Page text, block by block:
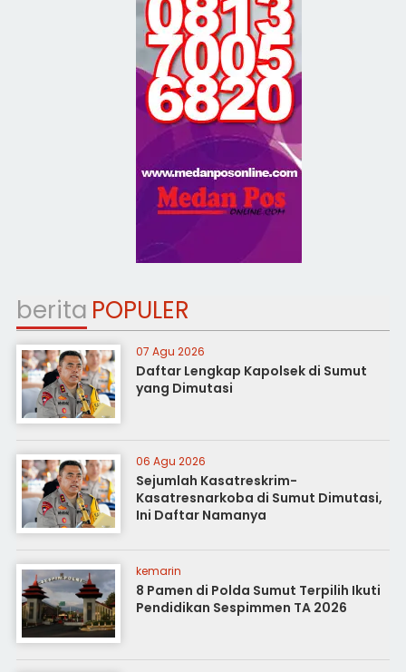
berita POPULER
07 Agu 2026
Daftar Lengkap Kapolsek di Sumut
yang Dimutasi
06 Agu 2026
Sejumlah Kasatreskrim-
Kasatresnarkoba di Sumut Dimutasi,
Ini Daftar Namanya
kemarin
8 Pamen di Polda Sumut Terpilih Ikuti
Pendidikan Sespimmen TA 2026